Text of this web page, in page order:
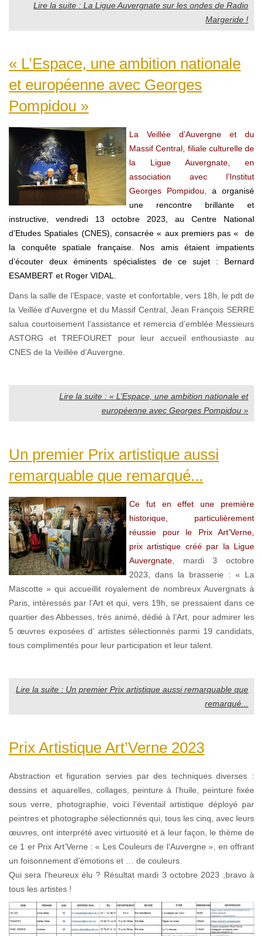
Lire la suite : La Ligue Auvergnate sur les ondes de Radio
Margeride !
« L’Espace, une ambition nationale
et européenne avec Georges
Pompidou »
La Veillée d’Auvergne et du
Massif Central, filiale culturelle de
la Ligue Auvergnate, en
association avec l’Institut
Georges Pompidou, a organisé
une rencontre brillante et
instructive, vendredi 13 octobre 2023, au Centre National
d’Etudes Spatiales (CNES), consacrée « aux premiers pas « de
la conquête spatiale française. Nos amis étaient impatients
d’écouter deux éminents spécialistes de ce sujet : Bernard
ESAMBERT et Roger VIDAL.
Dans la salle de l’Espace, vaste et confortable, vers 18h, le pdt de
la Veillée d’Auvergne et du Massif Central, Jean François SERRE
salua courtoisement l’assistance et remercia d’emblée Messieurs
ASTORG et TREFOURET pour leur accueil enthousiaste au
CNES de la Veillée d’Auvergne.
Lire la suite : « L’Espace, une ambition nationale et
européenne avec Georges Pompidou »
Un premier Prix artistique aussi
remarquable que remarqué...
Ce fut en effet une première
historique, particulièrement
réussie pour le Prix Art’Verne,
prix artistique créé par la Ligue
Auvergnate , mardi 3 octobre
2023, dans la brasserie : « La
Mascotte » qui accueillit royalement de nombreux Auvergnats à
Paris, intéressés par l’Art et qui, vers 19h, se pressaient dans ce
quartier des Abbesses, très animé, dédié à l’Art, pour admirer les
5 œuvres exposées d’ artistes sélectionnés parmi 19 candidats,
tous complimentés pour leur participation et leur talent.
Lire la suite : Un premier Prix artistique aussi remarquable que
remarqué...
Prix Artistique Art’Verne 2023
Abstraction et figuration servies par des techniques diverses :
dessins et aquarelles, collages, peinture à l’huile, peinture fixée
sous verre, photographie, voici l’éventail artistique déployé par
peintres et photographe sélectionnés qui, tous les cinq, avec leurs
œuvres, ont interprété avec virtuosité et à leur façon, le thème de
ce 1 er Prix Art’Verne : « Les Couleurs de l’Auvergne », en offrant
un foisonnement d’émotions et … de couleurs.
Qui sera l'heureux élu ? Résultat mardi 3 octobre 2023 ,bravo à
tous les artistes !